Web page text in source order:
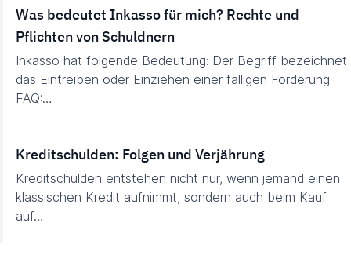
Was bedeutet Inkasso für mich? Rechte und
Pflichten von Schuldnern
Inkasso hat folgende Bedeutung: Der Begriff bezeichnet
das Eintreiben oder Einziehen einer fälligen Forderung.
FAQ:…
Kreditschulden: Folgen und Verjährung
Kreditschulden entstehen nicht nur, wenn jemand einen
klassischen Kredit aufnimmt, sondern auch beim Kauf
auf…